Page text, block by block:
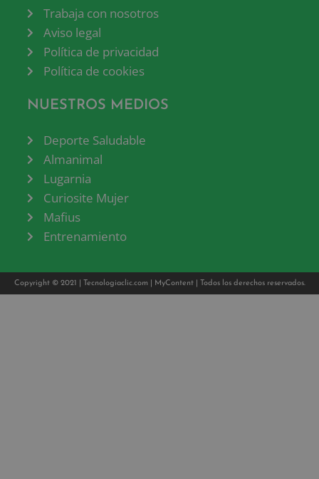
Trabaja con nosotros
Aviso legal
Política de privacidad
Política de cookies
NUESTROS MEDIOS
Deporte Saludable
Almanimal
Lugarnia
Curiosite Mujer
Mafius
Entrenamiento
Copyright © 2021 | Tecnologiaclic.com MyContent| Todos los derechos reservados.